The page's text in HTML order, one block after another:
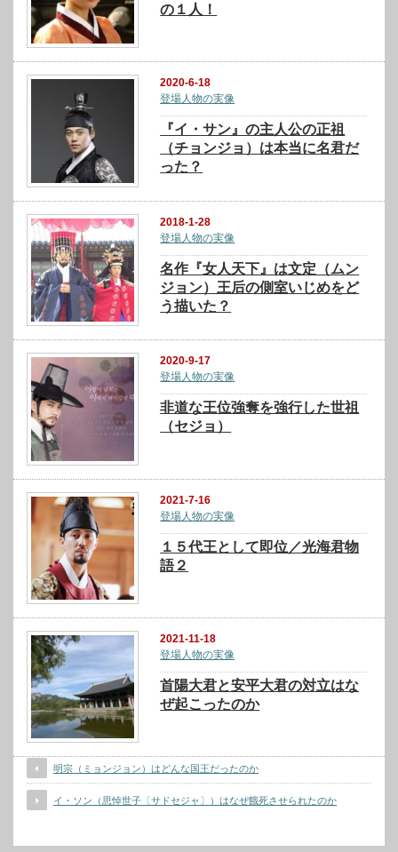
の１人！
2020-6-18
登場人物の実像
『イ・サン』の主人公の正祖
（チョンジョ）は本当に名君だ
った？
2018-1-28
登場人物の実像
名作『女人天下』は文定（ムン
ジョン）王后の側室いじめをど
う描いた？
2020-9-17
登場人物の実像
非道な王位強奪を強行した世祖
（セジョ）
2021-7-16
登場人物の実像
１５代王として即位／光海君物
語２
2021-11-18
登場人物の実像
首陽大君と安平大君の対立はな
ぜ起こったのか
明宗（ミョンジョン）はどんな国王だったのか
イ・ソン（思悼世子〔サドセジャ〕）はなぜ餓死させられたのか